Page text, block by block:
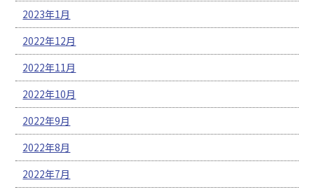
2023年1月
2022年12月
2022年11月
2022年10月
2022年9月
2022年8月
2022年7月